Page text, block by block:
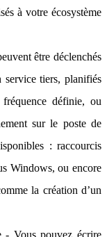
à votre écosystème
être déclenchés
tiers, planifiés
définie, ou
sur le poste de
: raccourcis
Windows, ou encore
la création d’un
- Vous pouvez écrire